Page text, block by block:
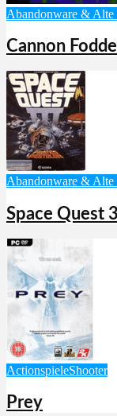
Abandonware & Alte
Cannon
Abandonware & Alte
Space Quest
ActionspieleShooter
Prey